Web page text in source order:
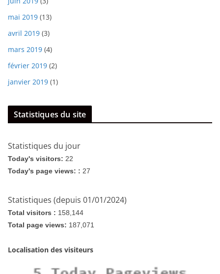
mai 2019 (13)
avril 2019 (3)
mars 2019 (4)
février 2019 (2)
janvier 2019 (1)
Statistiques du site
Statistiques du jour
Today's visitors: 22
Today's page views: : 27
Statistiques (depuis 01/01/2024)
Total visitors : 158,144
Total page views: 187,071
Localisation des visiteurs